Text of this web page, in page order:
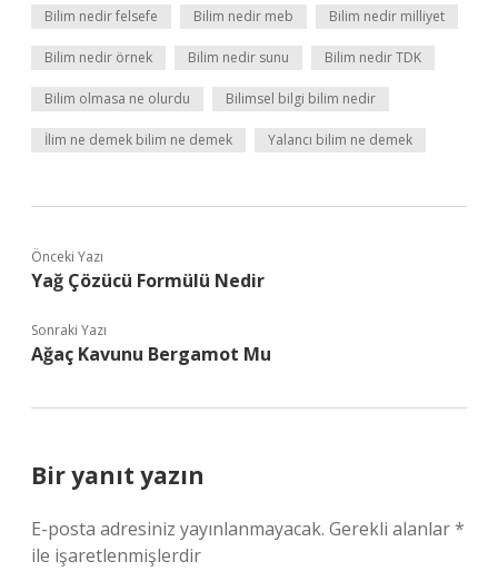
Bilim nedir felsefe Bilim nedir meb Bilim nedir milliyet
Bilim nedir örnek Bilim nedir sunu Bilim nedir TDK
Bilim olmasa ne olurdu Bilimsel bilgi bilim nedir
İlim ne demek bilim ne demek Yalancı bilim ne demek
Önceki Yazı
Yağ Çözücü Formülü Nedir
Sonraki Yazı
Ağaç Kavunu Bergamot Mu
Bir yanıt yazın
E-posta adresiniz yayınlanmayacak. Gerekli alanlar*
ile işaretlenmişlerdir